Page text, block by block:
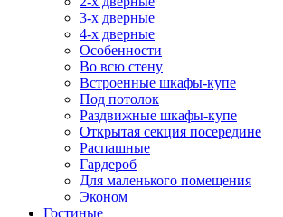
3-х дверные
4-х дверные
Особенности
Во всю стену
Встроенные шкафы-купе
Под потолок
Раздвижные шкафы-купе
Открытая секция посередине
Распашные
Гардероб
Для маленького помещения
Эконом
Гостиные